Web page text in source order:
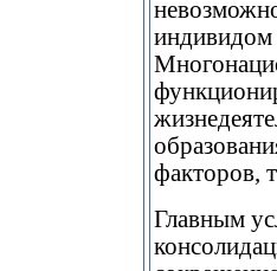
индивидом
факторов,
Главным